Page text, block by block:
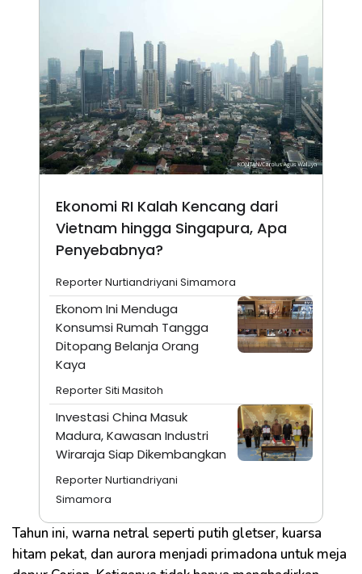
Ekonomi RI Kalah Kencang dari
Vietnam hingga Singapura, Apa
Penyebabnya?
Reporter Nurtiandriyani Simamora
Ekonom Ini Menduga
Konsumsi Rumah Tangga
Ditopang Belanja Orang
Kaya
Reporter Siti Masitoh
Investasi China Masuk
Madura, Kawasan Industri
Wiraraja Siap Dikembangkan
Reporter Nurtiandriyani
Simamora
Tahun ini, warna netral seperti putih gletser, kuarsa
hitam pekat, dan aurora menjadi primadona untuk meja